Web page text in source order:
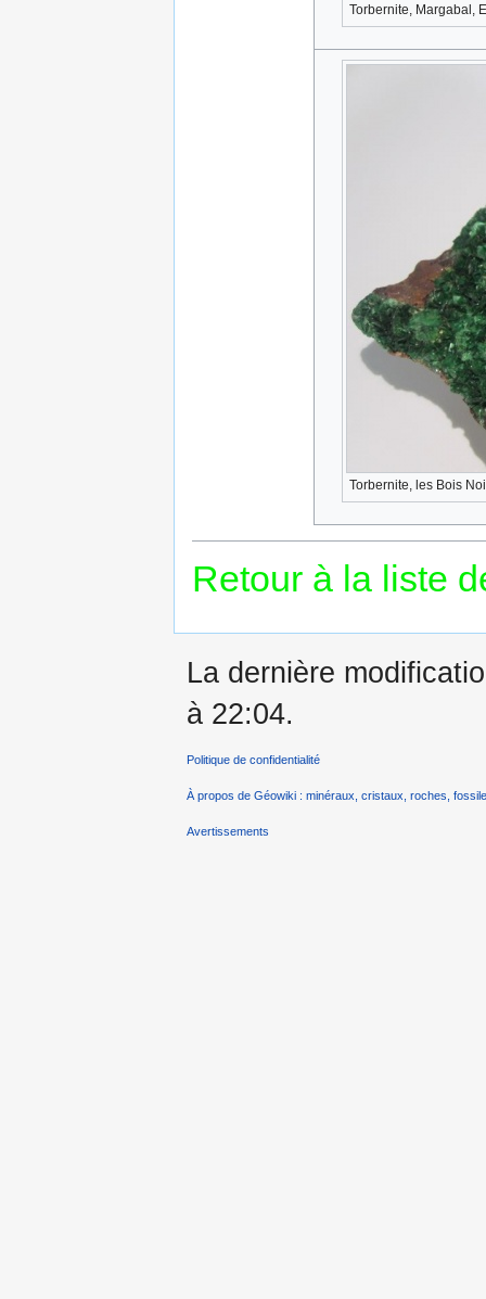
Torbernite, Margabal,
Torbernite, les Bois
Retour à la liste
La dernière
à 22:04.
Politique de confidentialité
À propos de Géowiki : minéraux, cristaux, roches,
Avertissements